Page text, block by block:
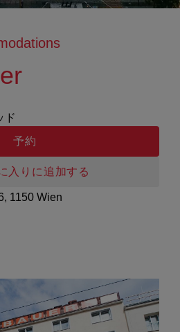
anzeigen
ausblenden
ド
予約
入りに追加する
1150 Wien